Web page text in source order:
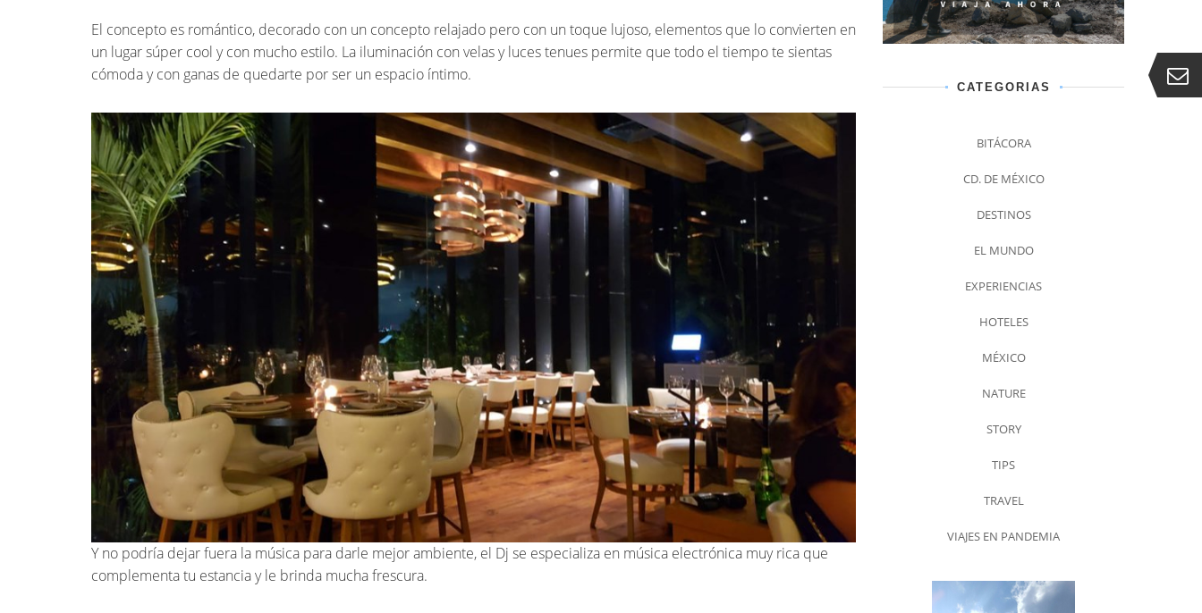
El concepto es romántico, decorado con un concepto relajado pero con un toque lujoso, elementos que lo convierten en
un lugar súper cool y con mucho estilo. La iluminación con velas y luces tenues permite que todo el tiempo te sientas
cómoda y con ganas de quedarte por ser un espacio íntimo.
Y no podría dejar fuera la música para darle mejor ambiente, el Dj se especializa en música electrónica muy rica que
complementa tu estancia y le brinda mucha frescura.
CATEGORIAS
BITÁCORA
CD. DE MÉXICO
DESTINOS
EL MUNDO
EXPERIENCIAS
HOTELES
MÉXICO
NATURE
STORY
TIPS
TRAVEL
VIAJES EN PANDEMIA